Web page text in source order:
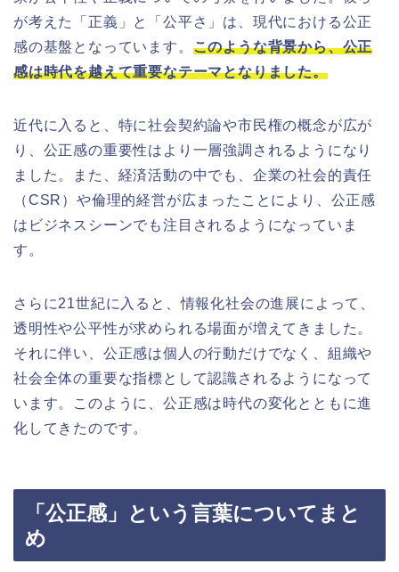
が考えた「正義」と「公平さ」は、現代における公正
感の基盤となっています。 このような背景から、公正
感は時代を越えて重要なテーマとなりました。
近代に入ると、特に社会契約論や市民権の概念が広が
り、公正感の重要性はより一層強調されるようになり
ました。また、経済活動の中でも、企業の社会的責任
（CSR）や倫理的経営が広まったことにより、公正感
はビジネスシーンでも注目されるようになっていま
す。
さらに21世紀に入ると、情報化社会の進展によって、
透明性や公平性が求められる場面が増えてきました。
それに伴い、公正感は個人の行動だけでなく、組織や
社会全体の重要な指標として認識されるようになって
います。このように、公正感は時代の変化とともに進
化してきたのです。
「公正感」という言葉についてまと
め